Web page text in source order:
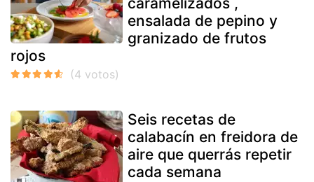
ensalada de pepino y
granizado de frutos
rojos
Seis recetas de
calabacín en freidora de
aire que querrás repetir
cada semana